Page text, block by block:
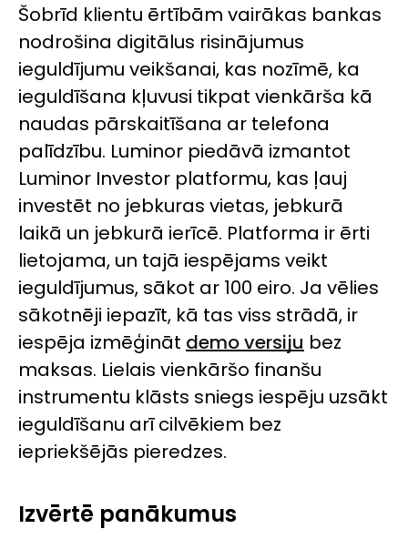
Šobrīd klientu ērtībām vairākas bankas
nodrošina digitālus risinājumus
ieguldījumu veikšanai, kas nozīmē, ka
ieguldīšana kļuvusi tikpat vienkārša kā
naudas pārskaitīšana ar telefona
palīdzību. Luminor piedāvā izmantot
Luminor Investor platformu, kas ļauj
investēt no jebkuras vietas, jebkurā
laikā un jebkurā ierīcē. Platforma ir ērti
lietojama, un tajā iespējams veikt
ieguldījumus, sākot ar 100 eiro. Ja vēlies
sākotnēji iepazīt, kā tas viss strādā, ir
iespēja izmēģināt demo versiju bez
maksas. Lielais vienkāršo finanšu
instrumentu klāsts sniegs iespēju uzsākt
ieguldīšanu arī cilvēkiem bez
iepriekšējās pieredzes.
Izvērtē panākumus